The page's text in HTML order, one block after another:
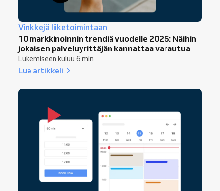
Vinkkejä liiketoimintaan
10 markkinoinnin trendiä vuodelle 2026: Näihin
jokaisen palveluyrittäjän kannattaa varautua
Lukemiseen kuluu 6 min
Lue artikkeli